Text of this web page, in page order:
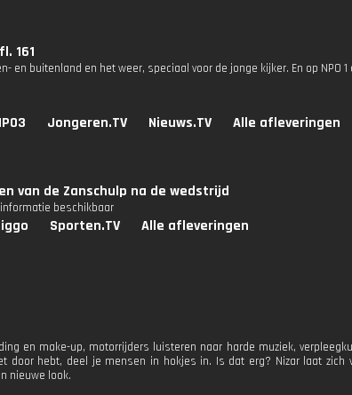
161
en buitenland en het weer, speciaal voor de jonge kijker. En op NPO
Jongeren.TV Nieuws.TV Alle afleveringen
van de Zanschulp na de wedstrijd
beschikbaar
Sporten.TV Alle afleveringen
en make-up, motorrijders luisteren naar harde muziek,
door hebt, deel je mensen in hokjes in. Is dat erg? Nizar laat zich
nieuwe look.